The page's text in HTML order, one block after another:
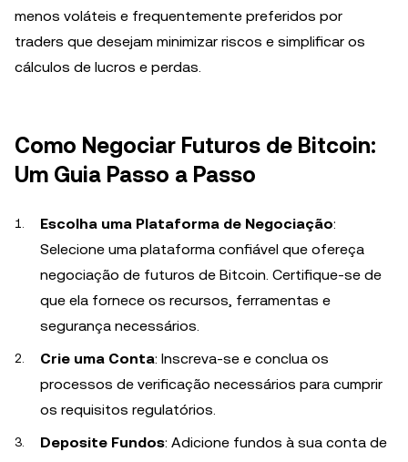
menos voláteis e frequentemente preferidos por
traders que desejam minimizar riscos e simplificar os
cálculos de lucros e perdas.
Como Negociar Futuros de Bitcoin:
Um Guia Passo a Passo
Escolha uma Plataforma de Negociação:
Selecione uma plataforma confiável que ofereça
negociação de futuros de Bitcoin. Certifique-se de
que ela fornece os recursos, ferramentas e
segurança necessários.
Crie uma Conta: Inscreva-se e conclua os
processos de verificação necessários para cumprir
os requisitos regulatórios.
Deposite Fundos: Adicione fundos à sua conta de